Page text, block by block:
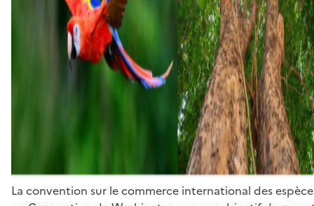
La convention sur le commerce international des